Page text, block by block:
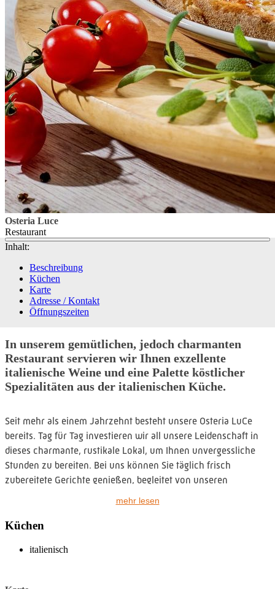
Osteria Luce
Restaurant
Inhalt:
Beschreibung
Küchen
Karte
Adresse / Kontakt
Öffnungszeiten
In unserem gemütlichen, jedoch charmanten
Restaurant servieren wir Ihnen exzellente
italienische Weine und eine Palette köstlicher
Spezialitäten aus der italienischen Küche.
Seit mehr als einem Jahrzehnt besteht unsere Osteria LuCe
bereits. Tag für Tag investieren wir all unsere Leidenschaft in
dieses charmante, rustikale Lokal, um Ihnen unvergessliche
Stunden zu bereiten. Bei uns können Sie täglich frisch
zubereitete Gerichte genießen, begleitet von unseren
mehr lesen
Küchen
italienisch